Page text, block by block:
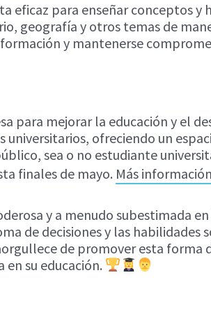
eficaz para enseñar conceptos y
geografía y otros temas de
y mantenerse
para mejorar la educación y el
ofreciendo un
sea o no estudiante
finales de mayo. Más
y a menudo subestimada
de decisiones y las habilidades
de promover esta
su educación.